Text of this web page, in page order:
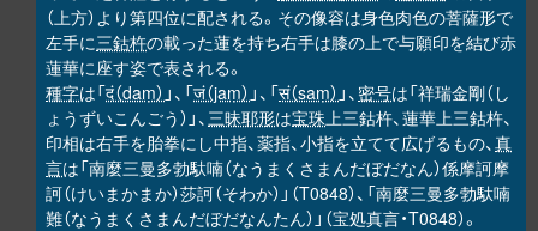
（上方）より第四位に配される。その像容は身色肉色の菩薩形で
左手に三鈷杵の載った蓮を持ち右手は膝の上で与願印を結び赤
蓮華に座す姿で表される。
種字は「दं（daṃ） 」、「जं（jaṃ） 」、「सं（saṃ） 」、 密号は「祥瑞金剛（し
ょうずいこんごう）」、三昧耶形は宝珠上三鈷杵、蓮華上三鈷杵、
印相は右手を胎拳にし中指、薬指、小指を立てて広げるもの、真
言は「南麼三曼多勃馱喃（なうまくさまんだぼだなん）係摩訶摩
訶（けいまかまか）莎訶（そわか）」（T0848）、「南麼三曼多勃馱喃
難（なうまくさまんだぼだなんたん）」（宝処真言・T0848）。